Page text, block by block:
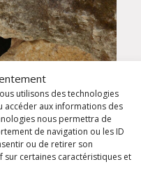
utilisons des technologies
accéder aux informations des
nous permettra de
de navigation ou les ID
ou de retirer son
sur certaines caractéristiques et